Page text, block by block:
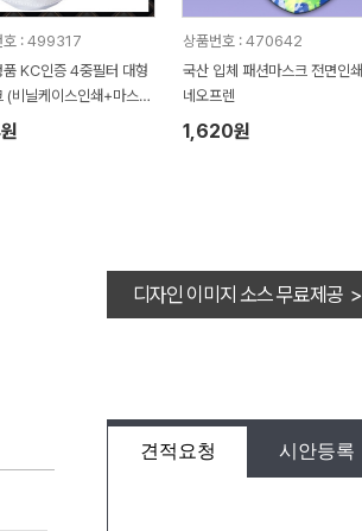
호 : 499317
품 KC인증 4중필터 대형
(비닐케이스인쇄+마스크
상품번호 : 470642
국산 입체 패션마스크 전면인쇄
네오프렌
1,620원
디자인 이미지 소스 무료제공 >
견적요청 시안등록